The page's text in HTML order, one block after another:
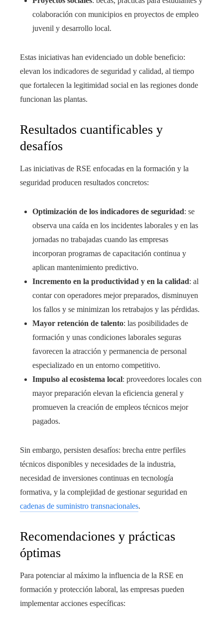
colaboración con municipios en proyectos de empleo
juvenil y desarrollo local.
Estas iniciativas han evidenciado un doble beneficio:
elevan los indicadores de seguridad y calidad, al tiempo
que fortalecen la legitimidad social en las regiones donde
funcionan las plantas.
Resultados cuantificables y
desafíos
Las iniciativas de RSE enfocadas en la formación y la
seguridad producen resultados concretos:
Optimización de los indicadores de seguridad: se
observa una caída en los incidentes laborales y en las
jornadas no trabajadas cuando las empresas
incorporan programas de capacitación continua y
aplican mantenimiento predictivo.
Incremento en la productividad y en la calidad: al
contar con operadores mejor preparados, disminuyen
los fallos y se minimizan los retrabajos y las pérdidas.
Mayor retención de talento: las posibilidades de
formación y unas condiciones laborales seguras
favorecen la atracción y permanencia de personal
especializado en un entorno competitivo.
Impulso al ecosistema local: proveedores locales con
mayor preparación elevan la eficiencia general y
promueven la creación de empleos técnicos mejor
pagados.
Sin embargo, persisten desafíos: brecha entre perfiles
técnicos disponibles y necesidades de la industria,
necesidad de inversiones continuas en tecnología
formativa, y la complejidad de gestionar seguridad en
cadenas de suministro transnacionales.
Recomendaciones y prácticas
óptimas
Para potenciar al máximo la influencia de la RSE en
formación y protección laboral, las empresas pueden
implementar acciones específicas: